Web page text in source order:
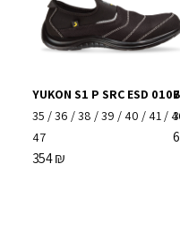
YUKON S1 P SRC ESD
35 /36 /38 /39 / 40 / 41/
47
354₪